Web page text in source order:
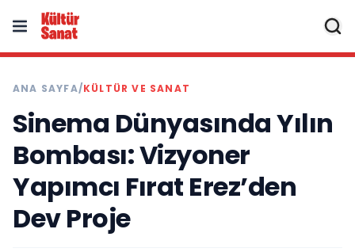
ANA SAYFA/KÜLTÜR VE SANAT
Sinema Dünyasında Yılın
Bombası: Vizyoner
Yapımcı Fırat Erez’den
Dev Proje